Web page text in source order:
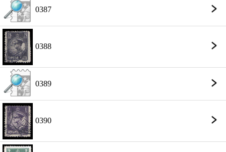
0387
0388
0389
0390